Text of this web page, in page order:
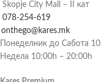
Skopje City Mall – II кат
078-254-619
onthego@kares.mk
Понеделник до Сабота
Недела 10:00h – 20:00h